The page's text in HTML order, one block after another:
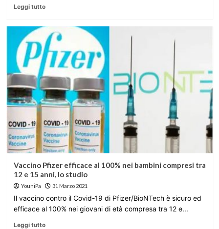
Leggi tutto
Vaccino Pfizer efficace al 100% nei bambini compresi tra
12 e 15 anni, lo studio
YouniPa 31 Marzo 2021
Il vaccino contro il Covid-19 di Pfizer/BioNTech è sicuro ed
efficace al 100% nei giovani di età compresa tra 12 e...
Leggi tutto